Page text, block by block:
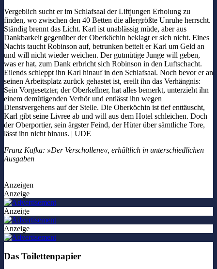
Vergeblich sucht er im Schlafsaal der Liftjungen Erholung zu
finden, wo zwischen den 40 Betten die allergrößte Unruhe herrscht.
Ständig brennt das Licht. Karl ist unablässig müde, aber aus
Dankbarkeit gegenüber der Oberköchin beklagt er sich nicht. Eines
Nachts taucht Robinson auf, betrunken bettelt er Karl um Geld an
und will nicht wieder weichen. Der gutmütige Junge will geben,
was er hat, zum Dank erbricht sich Robinson in den Luftschacht.
Eilends schleppt ihn Karl hinauf in den Schlafsaal. Noch bevor er an
seinen Arbeitsplatz zurück gehastet ist, ereilt ihn das Verhängnis:
Sein Vorgesetzter, der Oberkellner, hat alles bemerkt, unterzieht ihn
einem demütigenden Verhör und entlässt ihn wegen
Dienstvergehens auf der Stelle. Die Oberköchin ist tief enttäuscht,
Karl gibt seine Livree ab und will aus dem Hotel schleichen. Doch
der Oberportier, sein ärgster Feind, der Hüter über sämtliche Tore,
lässt ihn nicht hinaus. | UDE
Franz Kafka: »Der Verschollene«, erhältlich in unterschiedlichen
Ausgaben
Anzeigen
Anzeige
Anzeige
Anzeige
Das Toilettenpapier